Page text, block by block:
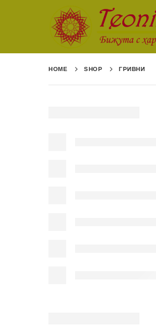
HOME SHOP ГРИВНИ